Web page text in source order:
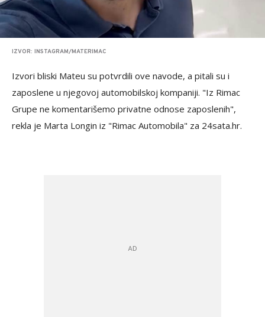
IZVOR: INSTAGRAM/MATERIMAC
Izvori bliski Mateu su potvrdili ove navode, a pitali su i
zaposlene u njegovoj automobilskoj kompaniji. "Iz Rimac
Grupe ne komentarišemo privatne odnose zaposlenih",
rekla je Marta Longin iz "Rimac Automobila" za 24sata.hr.